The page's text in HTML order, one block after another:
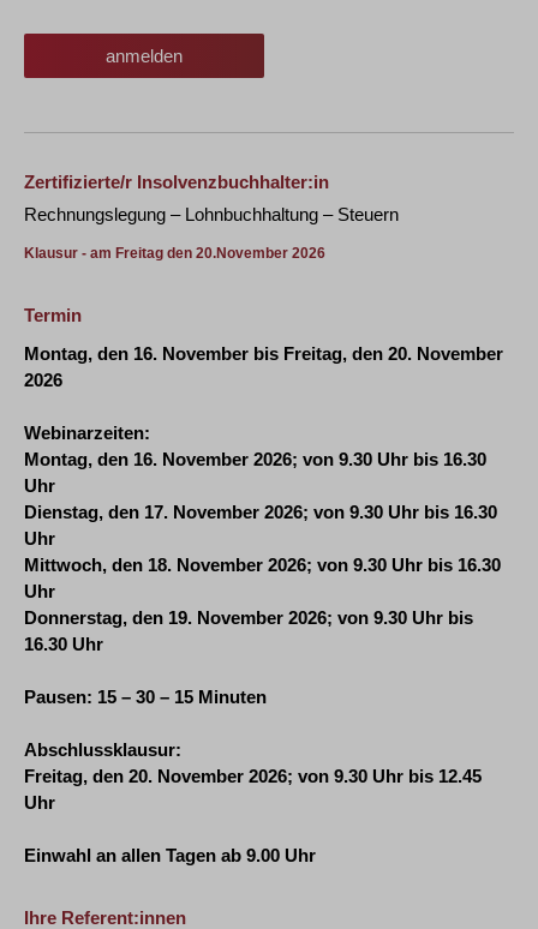
anmelden
Zertifizierte/r Insolvenzbuchhalter:in
Rechnungslegung – Lohnbuchhaltung – Steuern
Klausur - am Freitag den 20.November 2026
Termin
Montag, den 16. November bis Freitag, den 20. November
2026
Webinarzeiten:
Montag, den 16. November 2026; von 9.30 Uhr bis 16.30
Uhr
Dienstag, den 17. November 2026; von 9.30 Uhr bis 16.30
Uhr
Mittwoch, den 18. November 2026; von 9.30 Uhr bis 16.30
Uhr
Donnerstag, den 19. November 2026; von 9.30 Uhr bis
16.30 Uhr
Pausen: 15 – 30 – 15 Minuten
Abschlussklausur:
Freitag, den 20. November 2026; von 9.30 Uhr bis 12.45
Uhr
Einwahl an allen Tagen ab 9.00 Uhr
Ihre Referent:innen